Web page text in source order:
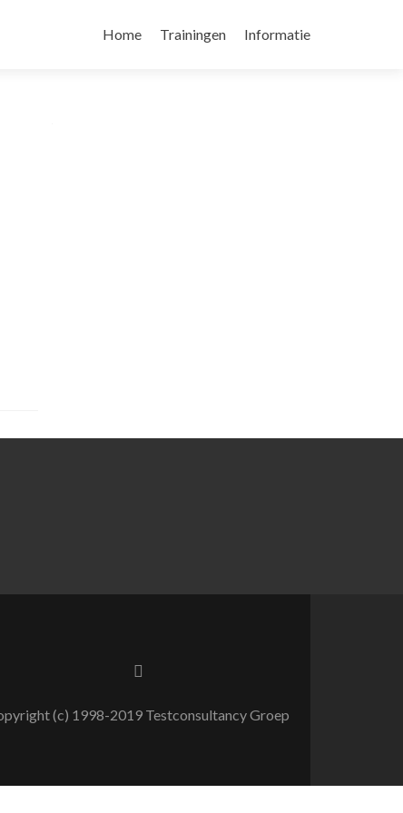
to
Home Trainingen Informatie
(c) 1998-2019 Testconsultancy Groep